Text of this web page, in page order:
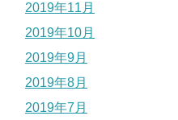
2019年11月
2019年10月
2019年9月
2019年8月
2019年7月